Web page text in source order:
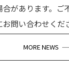
があります。ご
問い合わせくだ
MORE NEWS